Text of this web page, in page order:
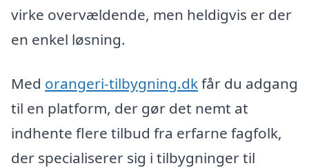
virke overvældende, men heldigvis er der
en enkel løsning.
Med orangeri-tilbygning.dkfår du adgang
til en platform, der gør det nemt at
indhente flere tilbud fra erfarne fagfolk,
der specialiserer sig i tilbygninger til